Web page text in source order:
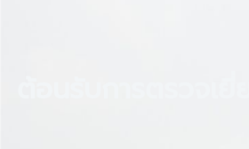
ต้อนรับการตรวจเ